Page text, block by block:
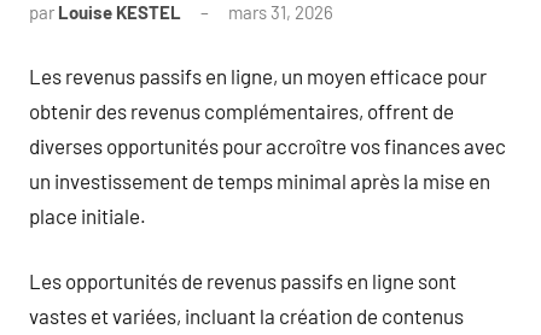
par Louise KESTEL mars 31, 2026
Les revenus passifs en ligne, un moyen efficace pour
obtenir des revenus complémentaires, offrent de
diverses opportunités pour accroître vos finances avec
un investissement de temps minimal après la mise en
place initiale.
Les opportunités de revenus passifs en ligne sont
vastes et variées, incluant la création de contenus